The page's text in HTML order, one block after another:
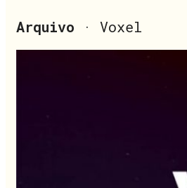
Arquivo · Voxel